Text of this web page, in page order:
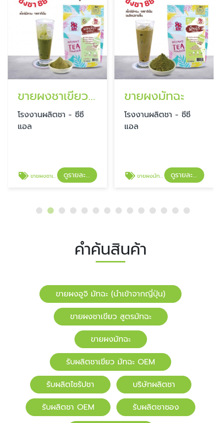
ขายผงชาเขียว สูตรมัทฉะ
โรงงานผลิตชา - ซีซี
แอล
ขายผงชาเขียว สูตรมัทฉะ ดูรายละเอียด
ขายผงมัทฉะ
โรงงานผลิตชา - ซีซี
แอล
ขายผงมัทฉะ ดูรายละเอียด
คำค้นสินค้า
ขายผงอูจิ มัทฉะ (นำเข้าจากญี่ปุ่น)
ขายผงชาเขียว สูตรมัทฉะ
ขายผงมัทฉะ
รับผลิตชาเขียว มัทฉะ OEM
รับผลิตไซรัปชา
บริษัทผลิตชา
รับผลิตชา OEM
รับผลิตชาซอง